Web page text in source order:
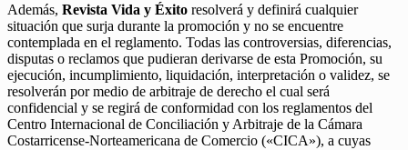
Además, Revista Vida y Éxito resolverá y definirá cualquier
situación que surja durante la promoción y no se encuentre
contemplada en el reglamento. Todas las controversias, diferencias,
disputas o reclamos que pudieran derivarse de esta Promoción, su
ejecución, incumplimiento, liquidación, interpretación o validez, se
resolverán por medio de arbitraje de derecho el cual será
confidencial y se regirá de conformidad con los reglamentos del
Centro Internacional de Conciliación y Arbitraje de la Cámara
Costarricense-Norteamericana de Comercio («CICA»), a cuyas